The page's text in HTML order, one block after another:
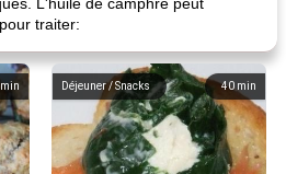
traiter:
min 40 min
Déjeuner / Snacks